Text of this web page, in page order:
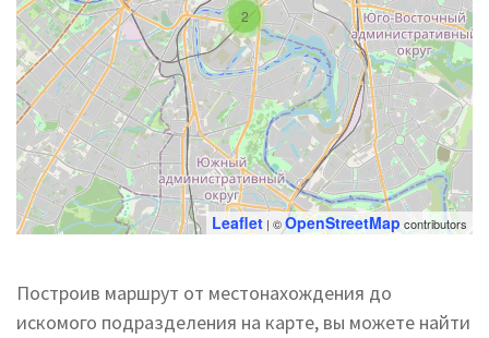
2
Leaflet | ©OpenStreetMap contributors
Построив маршрут от местонахождения до
искомого подразделения на карте, вы можете найти